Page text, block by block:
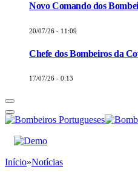
Novo Comando dos
20/07/26 - 11:09
Chefe dos Bombeiros da
17/07/26 - 0:13
Início»Notícias